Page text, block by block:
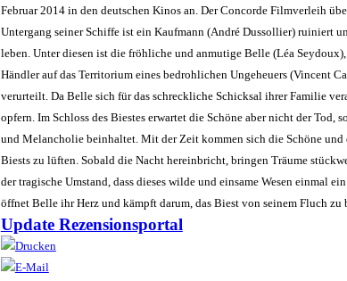
Februar 2014 in den deutschen Kinos an. Der Concorde Filmverleih
Untergang seiner Schiffe ist ein Kaufmann (André Dussollier) ruiniert
leben. Unter diesen ist die fröhliche und anmutige Belle (Léa
Händler auf das Territorium eines bedrohlichen Ungeheuers (Vincent
verurteilt. Da Belle sich für das schreckliche Schicksal ihrer Familie
opfern. Im Schloss des Biestes erwartet die Schöne aber nicht der Tod,
und Melancholie beinhaltet. Mit der Zeit kommen sich die Schöne und
Biests zu lüften. Sobald die Nacht hereinbricht, bringen Träume
der tragische Umstand, dass dieses wilde und einsame Wesen einmal
öffnet Belle ihr Herz und kämpft darum, das Biest von seinem Fluch zu
Update Rezensionsportal